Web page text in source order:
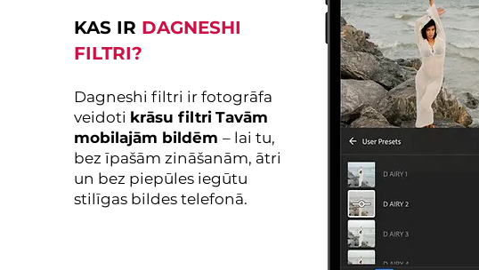
KAS IR DAGNESHI
FILTRI?
Dagneshi filtri ir fotogrāfa
veidoti krāsu filtri Tavām
mobilajām bildēm – lai tu,
bez īpašām zināšanām, ātri
un bez piepūles iegūtu
stilīgas bildes telefonā.